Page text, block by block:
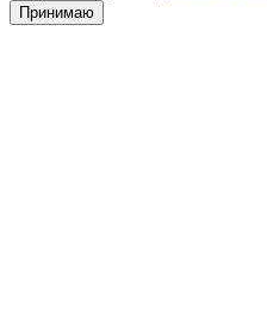
Принимаю